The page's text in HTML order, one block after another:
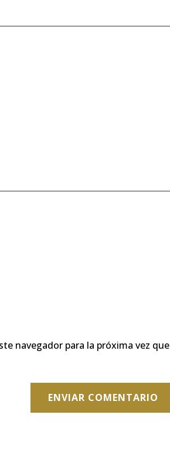
navegador para la próxima vez que
ENVIAR COMENTARIO